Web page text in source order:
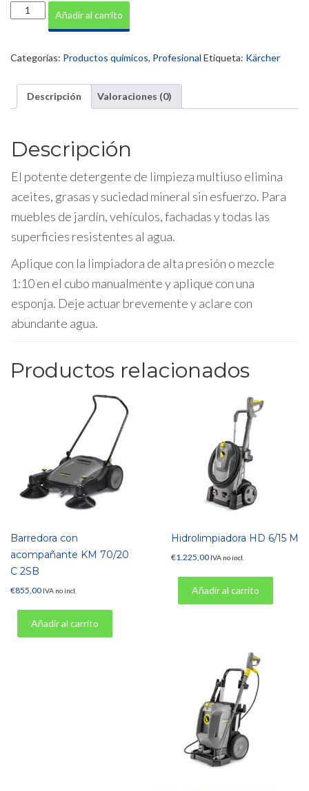
Detergente
universal
5
Añadir al carrito
Categorías: Productos químicos, Profesional Etiqueta: Kärcher
Descripción Valoraciones (0)
Descripción
El potente detergente de limpieza multiuso elimina
aceites, grasas y suciedad mineral sin esfuerzo. Para
muebles de jardín, vehículos, fachadas y todas las
superficies resistentes al agua.
Aplique con la limpiadora de alta presión o mezcle
1:10 en el cubo manualmente y aplique con una
esponja. Deje actuar brevemente y aclare con
abundante agua.
Productos relacionados
Barredora con
acompañante KM 70/20
C 2SB
€855,00 IVA no incl.
Añadir al carrito
Hidrolimpiadora HD 6/15 M
€1.225,00 IVA no incl.
Añadir al carrito